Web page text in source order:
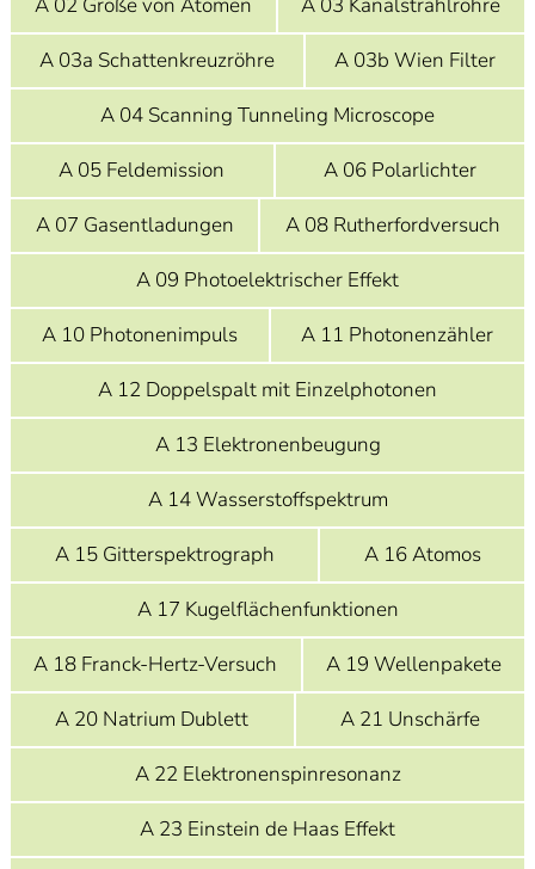
7]
Informationen zur
Barrierefreiheit
A 03a Schattenkreuzröhre
A 03b Wien Filter
A 04 Scanning Tunneling Microscope
A 05 Feldemission
A 06 Polarlichter
A 07 Gasentladungen
A 08 Rutherfordversuch
A 09 Photoelektrischer Effekt
A 10 Photonenimpuls
A 11 Photonenzähler
A 12 Doppelspalt mit Einzelphotonen
A 13 Elektronenbeugung
A 14 Wasserstoffspektrum
A 15 Gitterspektrograph
A 16 Atomos
A 17 Kugelflächenfunktionen
A 18 Franck-Hertz-Versuch
A 19 Wellenpakete
A 20 Natrium Dublett
A 21 Unschärfe
A 22 Elektronenspinresonanz
A 23 Einstein de Haas Effekt